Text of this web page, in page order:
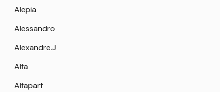
Alepia
Alessandro
Alexandre.J
Alfa
Alfaparf